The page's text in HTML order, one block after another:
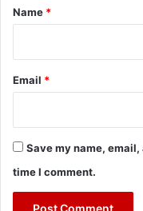
*
Name *
Email *
Save my name,
time I comment.